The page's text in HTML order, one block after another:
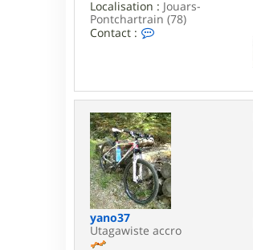
Localisation : Jouars-
Pontchartrain (78)
Contact :
c
e
r
G
a
r
i
k
yano37
Utagawiste accro